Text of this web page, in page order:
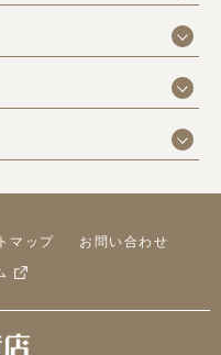
マップ
お問い合わせ